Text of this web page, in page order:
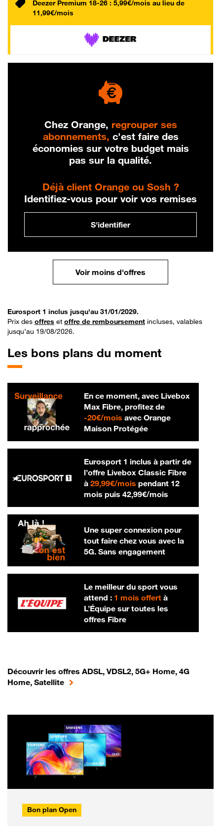
Deezer Premium 18-26 : 5,99€/mois au lieu de
11,99€/mois
Chez Orange, regrouper ses
abonnements, c'est faire des
économies sur votre budget mais
pas sur la qualité.
Déjà client Orange ou Sosh ?
Identifiez-vous pour voir vos remises
S'identifier
Voir moins d'offres
Eurosport 1 inclus jusqu'au 31/01/2029.
Prix des offres et offre de remboursement incluses, valables
jusqu’au 19/08/2026.
Les bons plans du moment
En ce moment, avec Livebox
Max Fibre, profitez de
-20€/mois20 € par mois
avec Orange
Maison Protégée
Eurosport 1 inclus à partir de
l’offre Livebox Classic Fibre
à 29,99€/mois29,99 € par mois
pendant 12
mois puis 42,99€/mois42,99 € par
Une super connexion pour
tout faire chez vous avec la
5G. Sans engagement
Le meilleur du sport vous
attend : 1 mois offertà
L’Équipe sur toutes les
offres Fibre
Découvrir les offres ADSL, VDSL2, 5G+ Home, 4G
Home, Satellite
Bon plan Open